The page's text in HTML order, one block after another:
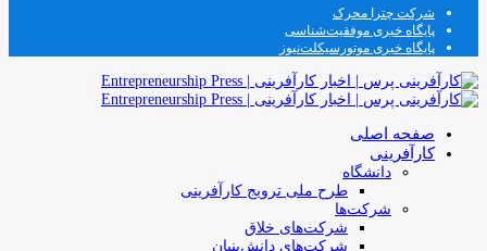
شرکت چترا محرک
پایگاه خبری موفقیت‌شناسی
پایگاه خبری موتورسیکلت‌نیوز
صفحه اصلی
کارآفرینی
دانشگاه
طرح ملی ترویج کارآفرینی
شرکت‌ها
شرکت‌های خلاق
شرکت‌های دانش‌بنیان